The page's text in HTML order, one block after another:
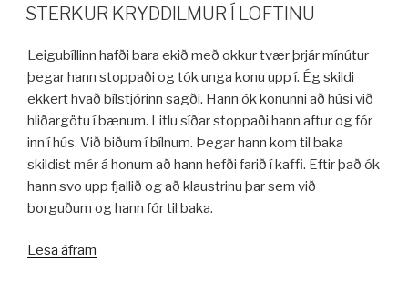
samtal
ritninguna.“
STERKUR KRYDDILMUR Í LOFTINU
Leigubíllinn hafði bara ekið með okkur tvær þrjár mínútur
þegar hann stoppaði og tók unga konu upp í. Ég skildi
ekkert hvað bílstjórinn sagði. Hann ók konunni að húsi við
hliðargötu í bænum. Litlu síðar stoppaði hann aftur og fór
inn í hús. Við biðum í bílnum. Þegar hann kom til baka
skildist mér á honum að hann hefði farið í kaffi. Eftir það ók
hann svo upp fjallið og að klaustrinu þar sem við
borguðum og hann fór til baka.
Lesa áfram